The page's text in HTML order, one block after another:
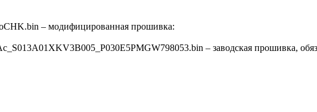
– модифицированная прошивка:
– заводская прошивка,